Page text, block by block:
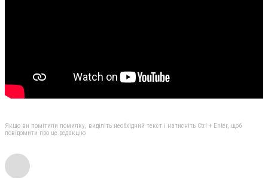
Якщо ви помітили помилку, виділіть необхідний текст і натисніть Ctrl + Enter, щоб
повідомити про це редакцію